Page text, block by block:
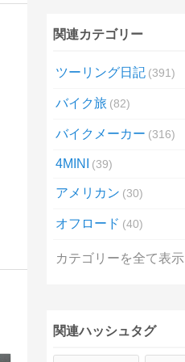
関連カテゴリー
ツーリング日記 391
バイク旅 82
バイクメーカー 316
4MINI 39
アメリカン 30
オフロード 40
カテゴリーを全て表示
関連ハッシュタグ